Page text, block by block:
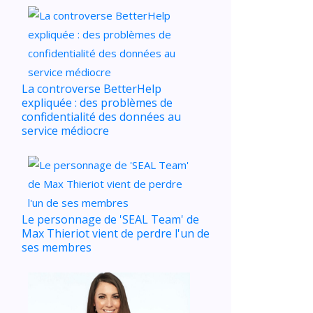
La controverse BetterHelp
expliquée : des problèmes de
confidentialité des données au
service médiocre
Le personnage de 'SEAL Team' de
Max Thieriot vient de perdre l'un de
ses membres